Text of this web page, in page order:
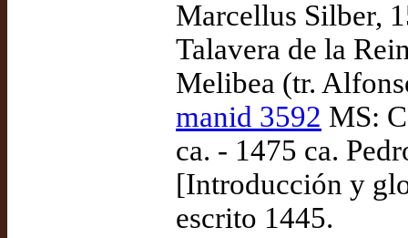
Marcellus Silber,
Talavera de la
Melibea (tr.
manid 3592 MS:
ca. - 1475 ca.
[Introducción y
escrito 1445.